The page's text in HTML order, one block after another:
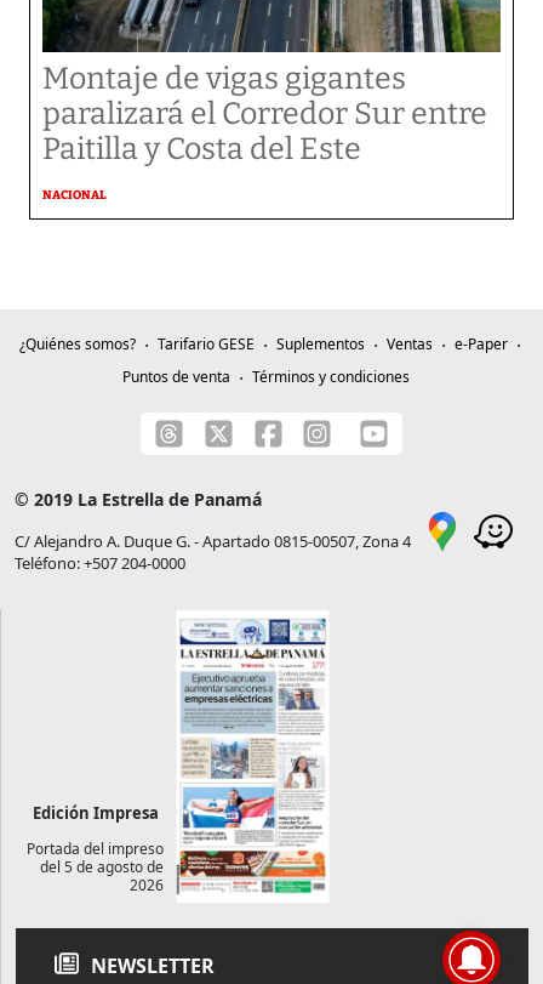
Montaje de vigas gigantes
paralizará el Corredor Sur entre
Paitilla y Costa del Este
NACIONAL
¿Quiénes somos? Tarifario GESE Suplementos Ventas
e-Paper
Puntos de venta
Términos y condiciones
© 2019 La Estrella de Panamá
C/ Alejandro A. Duque G. - Apartado 0815-00507, Zona 4
Teléfono: +507 204-0000
Edición Impresa
Portada del impreso
del 5 de agosto de
2026
NEWSLETTER